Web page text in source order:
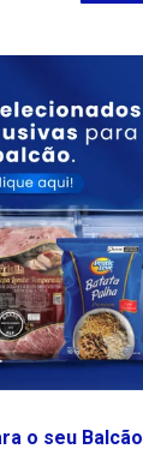
o seu Balcão